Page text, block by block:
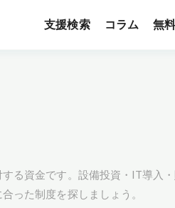
支援検索 コラム 無
る資金です。設備投資・IT導入
った制度を探しましょう。